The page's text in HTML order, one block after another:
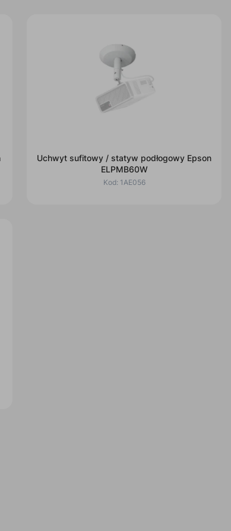
Uchwyt sufitowy / statyw podłogowy Epson
ELPMB60W
Kod: 1AE056